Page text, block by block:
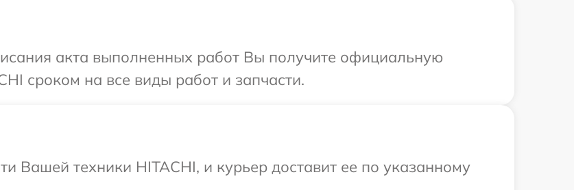
акта выполненных работ Вы получите официальную
сроком на все виды работ и запчасти.
Вашей техники HITACHI, и курьер доставит ее по указанному